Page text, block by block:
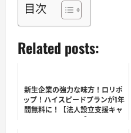
目次
Related posts:
新生企業の強力な味方！ロリポ
ップ！ハイスピードプランが1年
間無料に！【法人設立支援キャ
ンペーン】